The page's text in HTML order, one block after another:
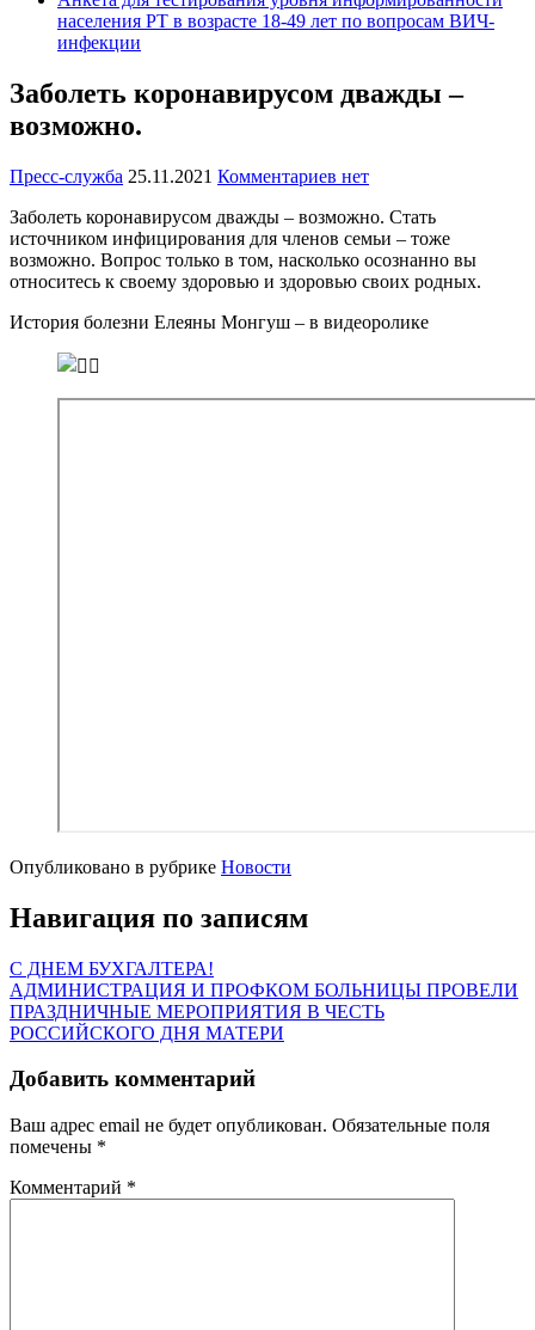
населения РТ в возрасте 18-49 лет по вопросам ВИЧ-
инфекции
Заболеть коронавирусом дважды –
возможно.
Пресс-служба 25.11.2021 Комментариев нет
Заболеть коронавирусом дважды – возможно. Стать
источником инфицирования для членов семьи – тоже
возможно. Вопрос только в том, насколько осознанно вы
относитесь к своему здоровью и здоровью своих родных.
История болезни Елеяны Монгуш – в видеоролике
Опубликовано в рубрике Новости
Навигация по записям
С ДНЕМ БУХГАЛТЕРА!
АДМИНИСТРАЦИЯ И ПРОФКОМ БОЛЬНИЦЫ ПРОВЕЛИ
ПРАЗДНИЧНЫЕ МЕРОПРИЯТИЯ В ЧЕСТЬ
РОССИЙСКОГО ДНЯ МАТЕРИ
Добавить комментарий
Ваш адрес email не будет опубликован. Обязательные поля
помечены *
Комментарий *